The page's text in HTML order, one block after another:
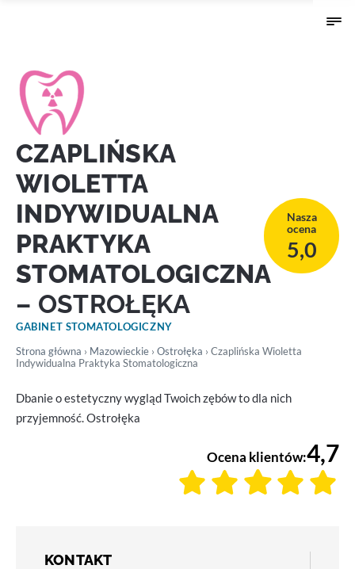
CZAPLIŃSKA
WIOLETTA
INDYWIDUALNA
PRAKTYKA
STOMATOLOGICZNA
– OSTROŁĘKA
GABINET STOMATOLOGICZNY
Nasza
ocena
5,0
Strona główna › Mazowieckie › Ostrołęka › Czaplińska Wioletta
Indywidualna Praktyka Stomatologiczna
Dbanie o estetyczny wygląd Twoich zębów to dla nich
przyjemność. Ostrołęka
Ocena klientów:4,7
KONTAKT